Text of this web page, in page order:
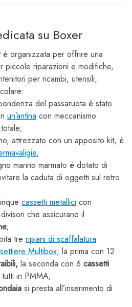
su Boxer
è organizzata per offrire una
piccole riparazioni e modifiche,
per ricambi, utensili,
del passaruota è stato
un’antina con meccanismo
attrezzato con un apposito kit, è
;
marino marmato è dotato di
la caduta di oggetti sul retro
cassetti metallici con
che assicurano il
;
tre ripiani di scaffalatura
Multibox, la prima con 12
la seconda con 6 cassetti
in PMMA;
si presta all’inserimento di